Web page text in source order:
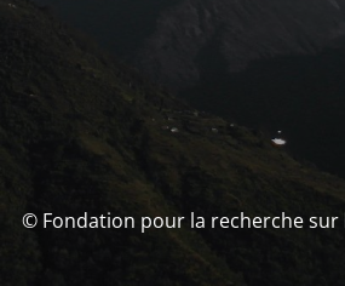
© Fondation pour la recherche sur